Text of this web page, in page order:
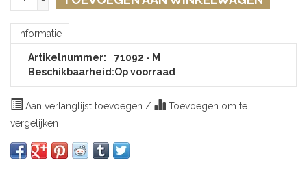
Informatie
Artikelnummer:
71092 - M
Beschikbaarheid:Op voorraad
Aan verlanglijst toevoegen /
Toevoegen om te
vergelijken